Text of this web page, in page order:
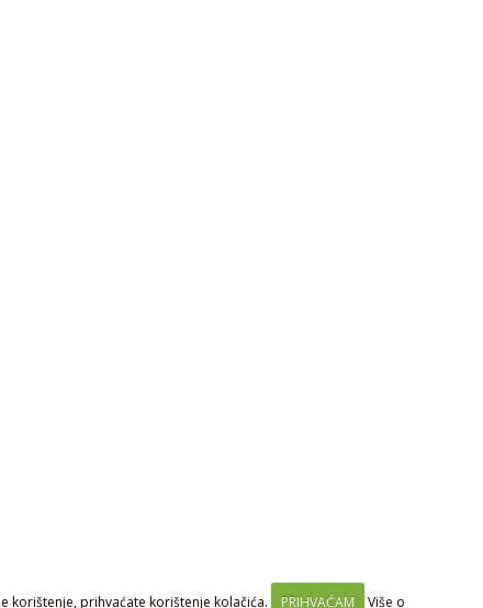
korištenje, prihvaćate korištenje kolačića. PRIHVAĆAM Više o